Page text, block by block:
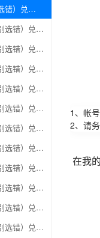
移动充值卡（面值千万别选错）兑换中国区苹果充值卡
移动充值卡（面值千万别选错）兑换账号内Q币寄售（维护中）
移动充值卡（面值千万别选错）兑换唯品会礼品卡(唯品卡)
移动充值卡（面值千万别选错）兑换万商卡
移动充值卡（面值千万别选错）兑换飞银彩虹卡
移动充值卡（面值千万别选错）兑换天猫超市卡/享淘卡
移动充值卡（面值千万别选错）兑换万里通积分卡
移动充值卡（面值千万别选错）兑换壹钱包(壹卡会)
移动充值卡（面值千万别选错）兑换去哪儿礼品卡
移动充值卡（面值千万别选错）兑换阳光卡(阳光爱车)
移动充值卡（面值千万别选错）兑换华润万家购物卡
移动充值卡（面值千万别选错）兑换华润苏果卡(苏果超市卡)（维护 请暂停提交）
1、帐
2、请
在我